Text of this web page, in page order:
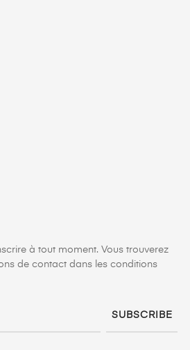
à tout moment. Vous trouverez
de contact dans les conditions
SUBSCRIBE